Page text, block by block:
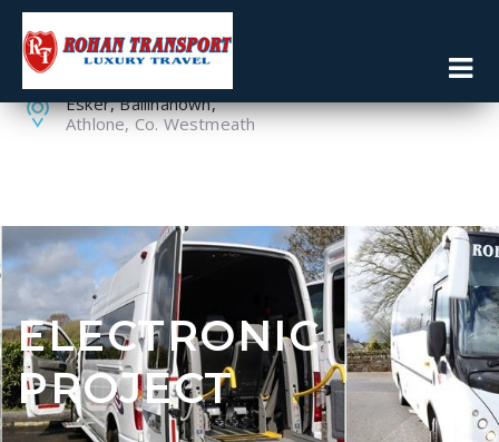
086 8119160
090 6430114
Esker, Ballinahown,
Athlone, Co. Westmeath
ELECTRONIC
PROJECT